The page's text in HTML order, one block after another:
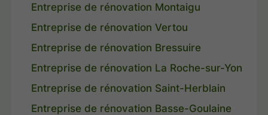
Entreprise de rénovation Montaigu
Entreprise de rénovation Vertou
Entreprise de rénovation Bressuire
Entreprise de rénovation La Roche-sur-Yon
Entreprise de rénovation Saint-Herblain
Entreprise de rénovation Basse-Goulaine